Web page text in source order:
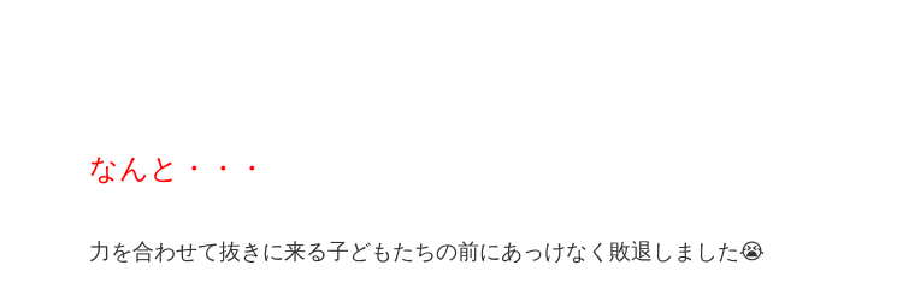
なんと・・・
力を合わせて抜きに来る子どもたちの前にあっけなく敗退しました😭